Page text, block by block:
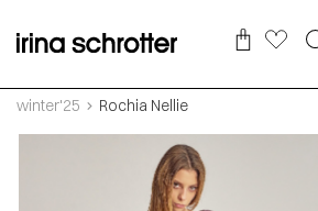
winter'25 Rochia Nellie